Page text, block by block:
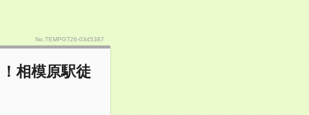
No.TEMPGT26-0345387
相模原駅徒